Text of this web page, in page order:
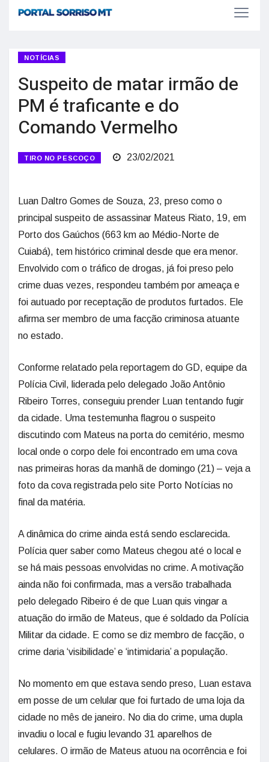
NOTÍCIAS
Suspeito de matar irmão de
PM é traficante e do
Comando Vermelho
TIRO NO PESCOÇO 23/02/2021
Luan Daltro Gomes de Souza, 23, preso como o
principal suspeito de assassinar Mateus Riato, 19, em
Porto dos Gaúchos (663 km ao Médio-Norte de
Cuiabá), tem histórico criminal desde que era menor.
Envolvido com o tráfico de drogas, já foi preso pelo
crime duas vezes, respondeu também por ameaça e
foi autuado por receptação de produtos furtados. Ele
afirma ser membro de uma facção criminosa atuante
no estado.
Conforme relatado pela reportagem do GD, equipe da
Polícia Civil, liderada pelo delegado João Antônio
Ribeiro Torres, conseguiu prender Luan tentando fugir
da cidade. Uma testemunha flagrou o suspeito
discutindo com Mateus na porta do cemitério, mesmo
local onde o corpo dele foi encontrado em uma cova
nas primeiras horas da manhã de domingo (21) – veja a
foto da cova registrada pelo site Porto Notícias no
final da matéria.
A dinâmica do crime ainda está sendo esclarecida.
Polícia quer saber como Mateus chegou até o local e
se há mais pessoas envolvidas no crime. A motivação
ainda não foi confirmada, mas a versão trabalhada
pelo delegado Ribeiro é de que Luan quis vingar a
atuação do irmão de Mateus, que é soldado da Polícia
Militar da cidade. E como se diz membro de facção, o
crime daria ‘visibilidade’ e ‘intimidaria’ a população.
No momento em que estava sendo preso, Luan estava
em posse de um celular que foi furtado de uma loja da
cidade no mês de janeiro. No dia do crime, uma dupla
invadiu o local e fugiu levando 31 aparelhos de
celulares. O irmão de Mateus atuou na ocorrência e foi